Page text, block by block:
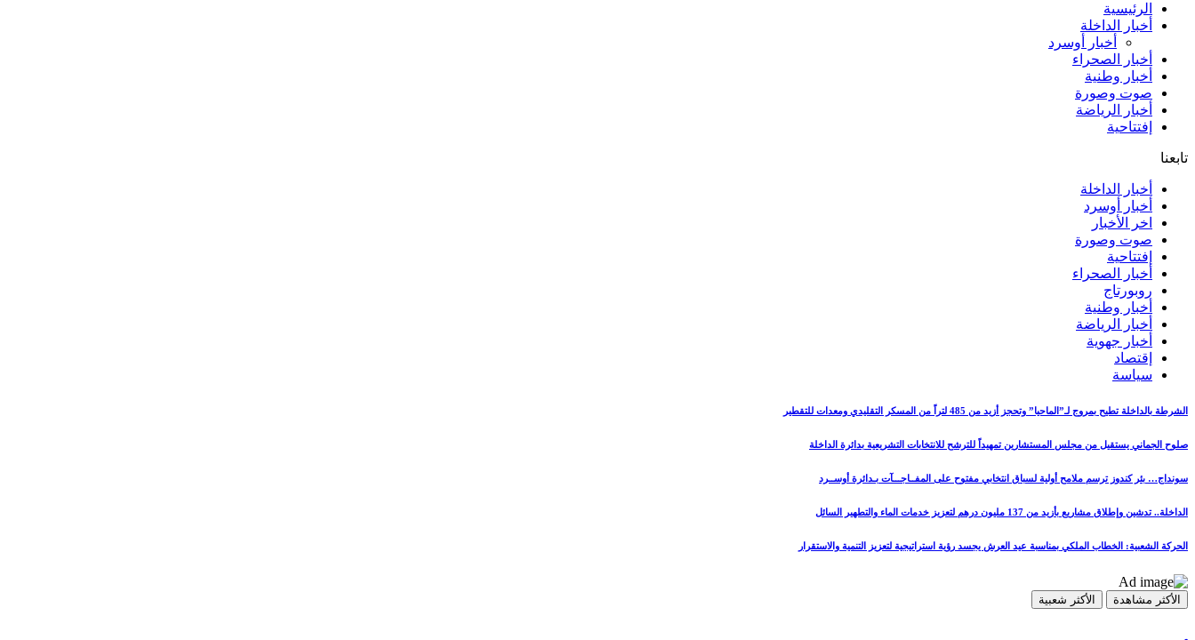
الرئيسية
أخبار الداخلة
أخبار أوسرد
أخبار الصحراء
أخبار وطنية
صوت وصورة
أخبار الرياضة
إفتتاحية
تابعنا
أخبار الداخلة
أخبار أوسرد
اخر الأخبار
صوت وصورة
إفتتاحية
أخبار الصحراء
روبورتاج
أخبار وطنية
أخبار الرياضة
أخبار جهوية
إقتصاد
سياسة
الشرطة بالداخلة تطيح بمروج لـ”الماحيا” وتحجز أزيد من 485 لتراً من المسكر التقليدي ومعدات للتقطير
صلوح الجماني يستقيل من مجلس المستشارين تمهيداً للترشح للانتخابات التشريعية بدائرة الداخلة
سونداج… بئر كندوز ترسم ملامح أولية لسباق انتخابي مفتوح على المفــاجـــآت بـدائرة أوســرد
الداخلة.. تدشين وإطلاق مشاريع بأزيد من 137 مليون درهم لتعزيز خدمات الماء والتطهير السائل
الحركة الشعبية: الخطاب الملكي بمناسبة عيد العرش يجسد رؤية استراتيجية لتعزيز التنمية والاستقرار
الأكثر مشاهدة الأكثر شعبية